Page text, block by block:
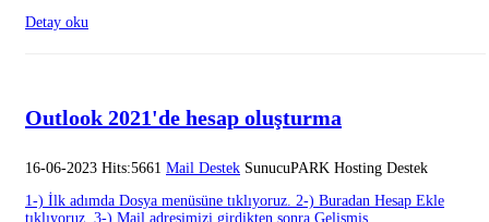
Detay oku
Outlook 2021'de hesap oluşturma
16-06-2023 Hits:5661 Mail Destek SunucuPARK Hosting Destek
1-) İlk adımda Dosya menüsüne tıklıyoruz. 2-) Buradan Hesap Ekle
tıklıyoruz. 3-) Mail adresimizi girdikten sonra Gelişmiş